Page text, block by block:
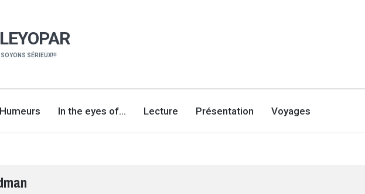
SÉRIEUX!!!
Humeurs In the eyes of… Lecture Présentation Voyages